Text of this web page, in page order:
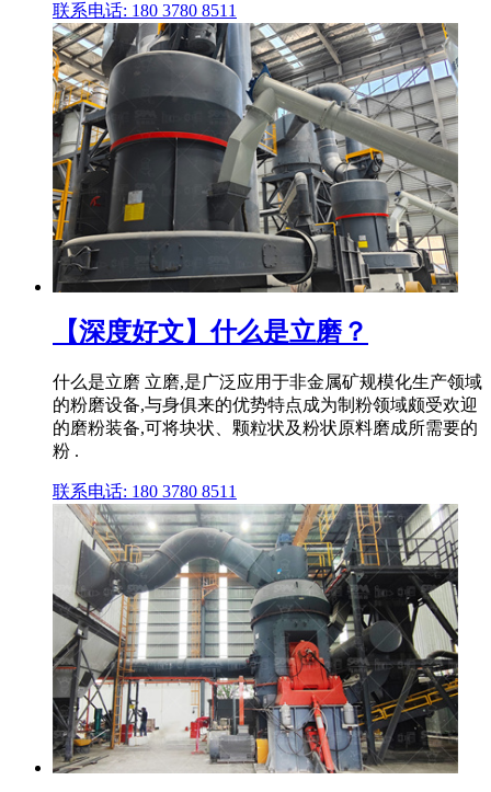
联系电话: 180 3780 8511
【深度好文】什么是立磨？
什么是立磨 立磨,是广泛应用于非金属矿规模化生产领域
的粉磨设备,与身俱来的优势特点成为制粉领域颇受欢迎
的磨粉装备,可将块状、颗粒状及粉状原料磨成所需要的
粉 .
联系电话: 180 3780 8511